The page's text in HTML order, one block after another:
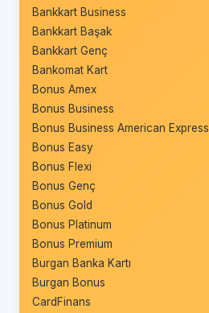
Bankkart Business
Bankkart Başak
Bankkart Genç
Bankomat Kart
Bonus Amex
Bonus Business
Bonus Business American Express
Bonus Easy
Bonus Flexi
Bonus Genç
Bonus Gold
Bonus Platinum
Bonus Premium
Burgan Banka Kartı
Burgan Bonus
CardFinans